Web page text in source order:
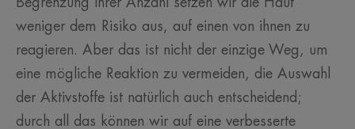
weniger dem Risiko aus, auf einen von ihnen zu
reagieren. Aber das ist nicht der einzige Weg, um
eine mögliche Reaktion zu vermeiden, die Auswahl
der Aktivstoffe ist natürlich auch entscheidend;
durch all das können wir auf eine verbesserte